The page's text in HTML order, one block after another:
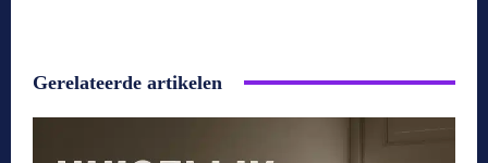
Gerelateerde artikelen